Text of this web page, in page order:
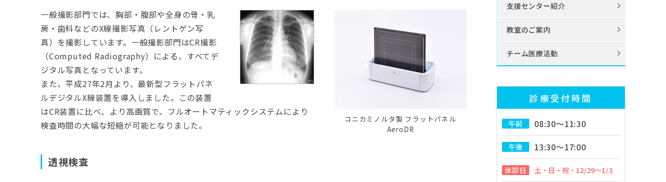
コニカミノルタ製 フラットパネル
AeroDR
一般撮影部門では、胸部・腹部や全身の骨・乳
房・歯科などのX線撮影写真（レントゲン写
真）を撮影しています。一般撮影部門はCR撮影
（Computed Radiography）による、すべてデ
ジタル写真となっています。
また、平成27年2月より、最新型フラットパネ
ルデジタルX線装置を導入しました。この装置
はCR装置に比べ、より高画質で、フルオートマティックシステムにより
検査時間の大幅な短縮が可能となりました。
透視検査
支援センター紹介
教室のご案内
チーム医療活動
診療受付時間
午前 08:30～11:30
午後 13:30～17:00
休診日 土・日・祝・12/29～1/3